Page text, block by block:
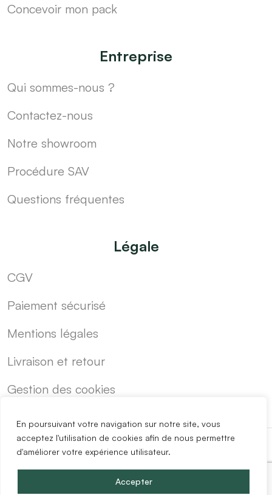
En poursuivant votre navigation sur notre site, vous
acceptez l'utilisation de cookies afin de nous permettre
d'améliorer votre expérience utilisateur.
Accepter
Concevoir mon pack
Entreprise
Qui sommes-nous ?
Contactez-nous
Notre showroom
Procédure SAV
Questions fréquentes
Légale
CGV
Paiement sécurisé
Mentions légales
Livraison et retour
Gestion des cookies
Copyright @2024 Easy Mobilier.